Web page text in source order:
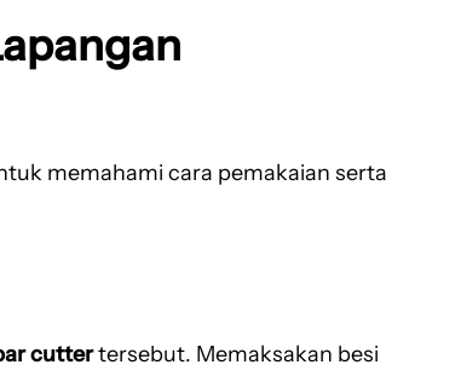
memahami cara pemakaian serta
cuttertersebut. Memaksakan besi